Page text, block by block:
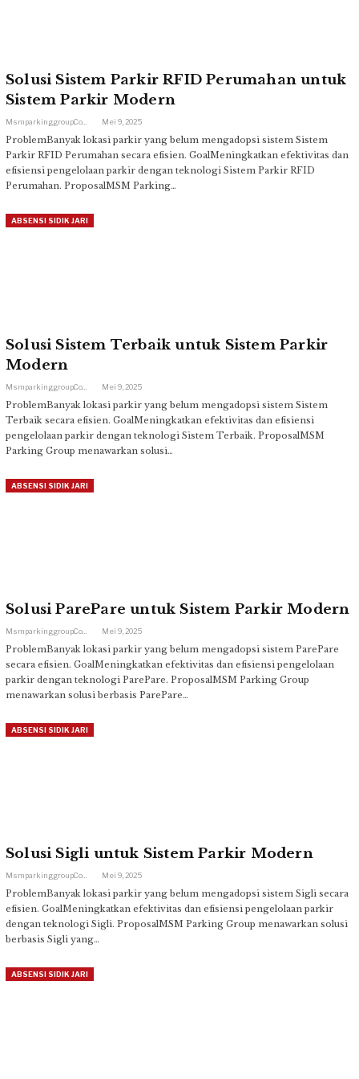
Solusi Sistem Parkir RFID Perumahan untuk
Sistem Parkir Modern
Mei 9, 2025
ProblemBanyak lokasi parkir yang belum mengadopsi sistem Sistem
Parkir RFID Perumahan secara efisien. GoalMeningkatkan efektivitas dan
efisiensi pengelolaan parkir dengan teknologi Sistem Parkir RFID
Perumahan. ProposalMSM Parking…
ABSENSI SIDIK JARI
Solusi Sistem Terbaik untuk Sistem Parkir
Modern
Mei 9, 2025
ProblemBanyak lokasi parkir yang belum mengadopsi sistem Sistem
Terbaik secara efisien. GoalMeningkatkan efektivitas dan efisiensi
pengelolaan parkir dengan teknologi Sistem Terbaik. ProposalMSM
Parking Group menawarkan solusi…
ABSENSI SIDIK JARI
Solusi ParePare untuk Sistem Parkir Modern
Mei 9, 2025
ProblemBanyak lokasi parkir yang belum mengadopsi sistem ParePare
secara efisien. GoalMeningkatkan efektivitas dan efisiensi pengelolaan
parkir dengan teknologi ParePare. ProposalMSM Parking Group
menawarkan solusi berbasis ParePare…
ABSENSI SIDIK JARI
Solusi Sigli untuk Sistem Parkir Modern
Msmparkinggroup.com Mei 9, 2025
ProblemBanyak lokasi parkir yang belum mengadopsi sistem Sigli secara
efisien. GoalMeningkatkan efektivitas dan efisiensi pengelolaan parkir
dengan teknologi Sigli. ProposalMSM Parking Group menawarkan solusi
berbasis Sigli yang…
ABSENSI SIDIK JARI